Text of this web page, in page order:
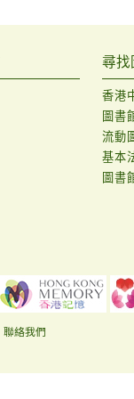
尋找
香港
圖書
流動
基本
圖書
聯絡我們